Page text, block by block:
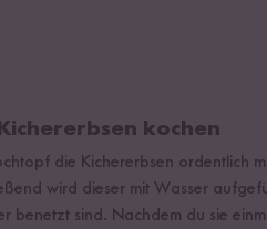
kochen
die Kichererbsen ordentlich
wird dieser mit Wasser
benetzt sind. Nachdem du sie